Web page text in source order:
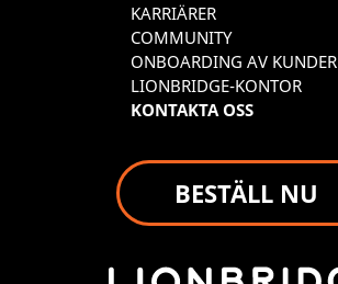
KARRIÄRER
COMMUNITY
ONBOARDING AV KUNDER
LIONBRIDGE-KONTOR
KONTAKTA OSS
BESTÄLL NU